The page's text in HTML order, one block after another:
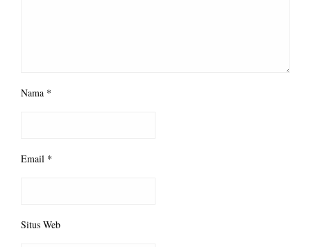
Nama *
Email *
Situs Web